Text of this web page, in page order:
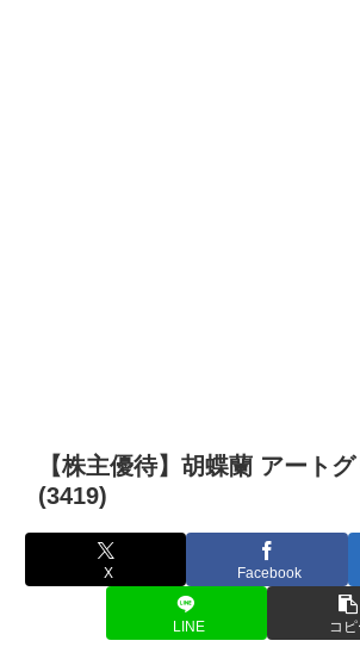
【株主優待】胡蝶蘭 アート
(3419)
X Facebook
LINE コ